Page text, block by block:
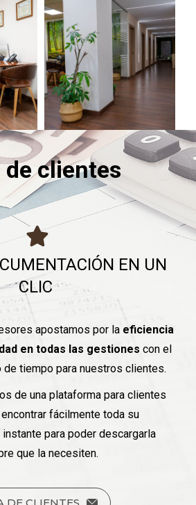
de clientes
EN UN
CLIC
apostamos por la eficiencia
en todas las gestiones con el
de tiempo para nuestros clientes.
de una plataforma para clientes
fácilmente toda su
para poder descargarla
que la necesiten.